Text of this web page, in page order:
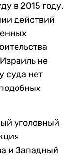
в 2015 году.
действий
не
суда нет
уголовный
и Западный